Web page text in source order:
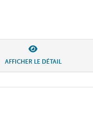
AFFICHER LE DÉTAIL